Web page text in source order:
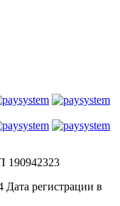
190942323
регистрации в